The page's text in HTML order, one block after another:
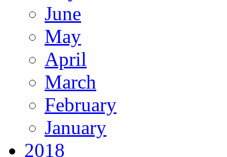
June
May
April
March
February
January
2018